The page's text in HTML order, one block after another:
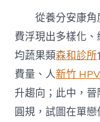
從養分安康
費浮現出多樣化
均蔬果類森和診所
費量、人新竹
升趨向；此中，
圓規，試圖在單